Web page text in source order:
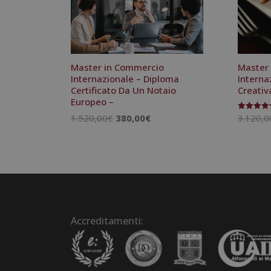
Master in Commercio
Internazionale – Diploma
Certificato Da Un Notaio
Europeo –
1.520,00€ Il
1.520,00€.
380,00€Il
380,00€.
Master
Valutato
5.00
Accreditamenti: